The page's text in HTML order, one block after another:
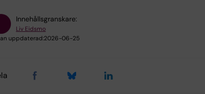
Innehållsgranskare:
Liv Eidsmo
uppdaterad:2026-06-25